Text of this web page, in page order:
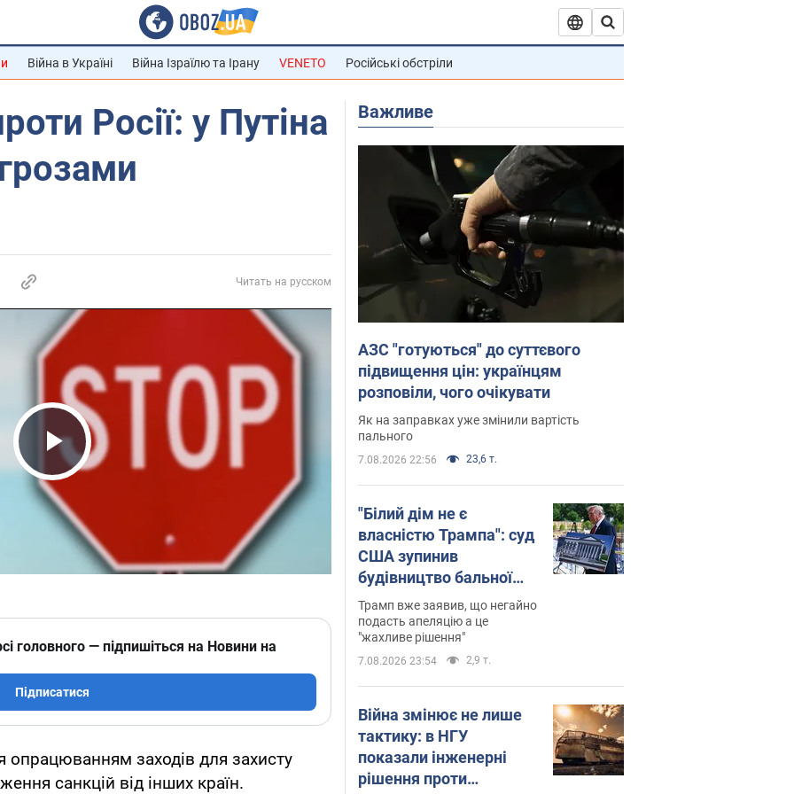
Війна в Україні Війна Ізраїлю та Ірану VENETO Російські обстріли
Росії: у Путіна
Читать на русском
Play Video
головного — підпишіться на Новини на
Підписатися
опрацюванням заходів для захисту
санкцій від інших країн.
Важливе
АЗС "готуються" до суттєвого
підвищення цін: українцям
розповіли, чого очікувати
Як на заправках уже змінили вартість
пального
7.08.2026 22:56 23,6 т.
"Білий дім не є
власністю Трампа": суд
США зупинив
будівництво бальної
зали за $400 млн
Трамп вже заявив, що негайно
подасть апеляцію а це
"жахливе рішення"
7.08.2026 23:54 2,9 т.
Війна змінює не лише
тактику: в НГУ
показали інженерні
рішення проти